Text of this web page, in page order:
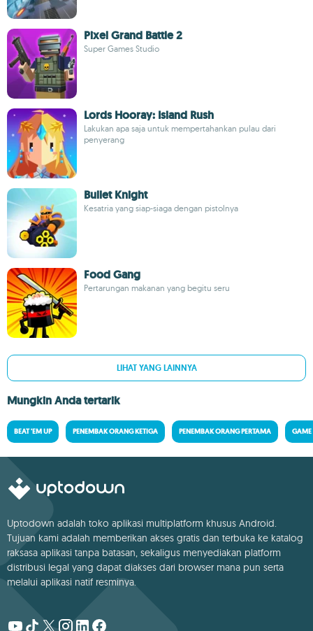
Pixel Grand Battle 2
Super Games Studio
Lords Hooray: Island Rush
Lakukan apa saja untuk mempertahankan pulau dari
penyerang
Bullet Knight
Kesatria yang siap-siaga dengan pistolnya
Food Gang
Pertarungan makanan yang begitu seru
LIHAT YANG LAINNYA
Mungkin Anda tertarik
BEAT 'EM UP PENEMBAK ORANG KETIGA PENEMBAK ORANG PERTAMA GAME
Uptodown adalah toko aplikasi multiplatform khusus Android.
Tujuan kami adalah memberikan akses gratis dan terbuka ke katalog
raksasa aplikasi tanpa batasan, sekaligus menyediakan platform
distribusi legal yang dapat diakses dari browser mana pun serta
melalui aplikasi natif resminya.